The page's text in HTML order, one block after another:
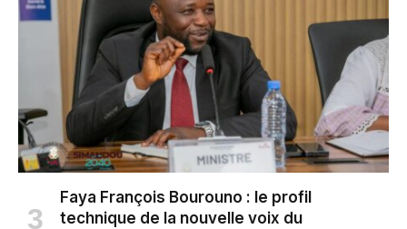
Faya François Bourouno : le profil
technique de la nouvelle voix du